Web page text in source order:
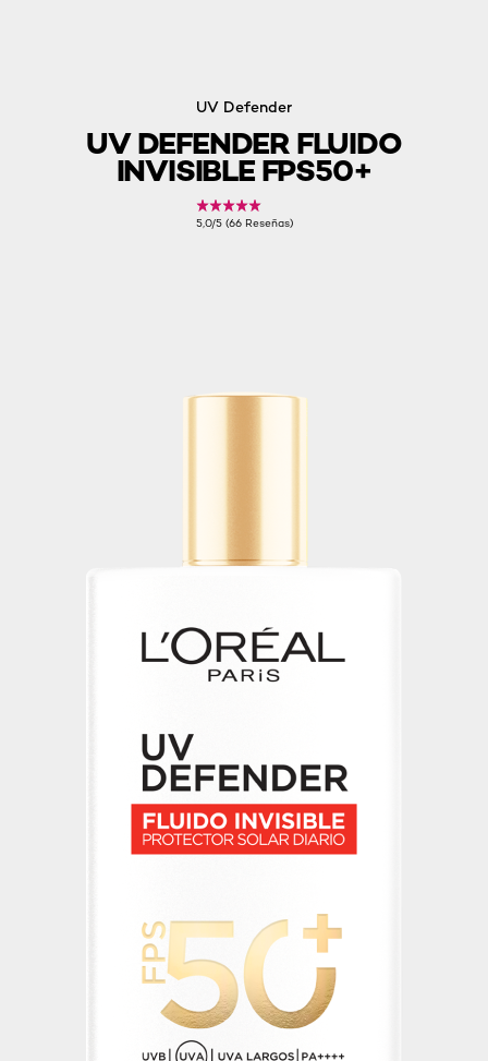
UV Defender
UV DEFENDER FLUIDO
INVISIBLE FPS50+
5,0/5 (66 Reseñas)